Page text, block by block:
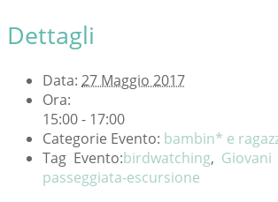
Dettagli
Data: 27 Maggio 2017
Ora:
15:00 - 17:00
Categorie Evento: bambin* e
Tag Evento:birdwatching,
passeggiata-escursione